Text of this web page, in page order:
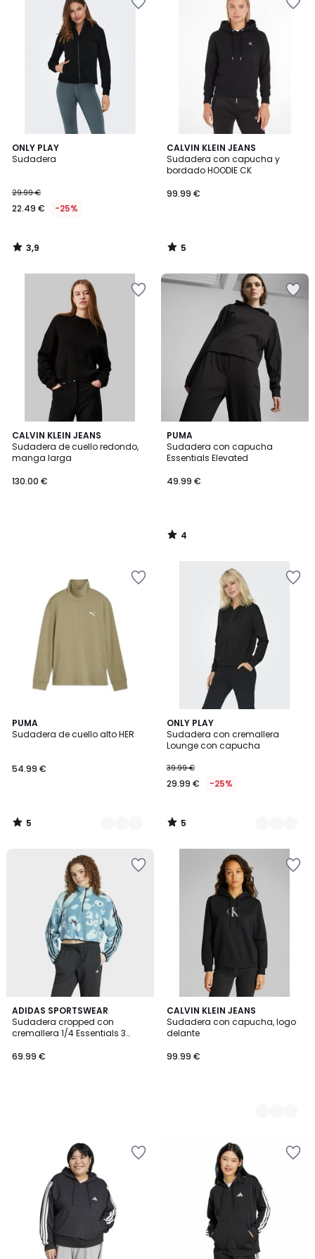
ONLY PLAY
Sudadera
29.99 €
22.49 € -25%
3,9
/ 5
3,9
/
CALVIN KLEIN JEANS
Sudadera con capucha y
bordado HOODIE CK
99.99 €
5
/
5
5
/
CALVIN KLEIN JEANS
Sudadera de cuello redondo,
manga larga
130.00 €
PUMA
Sudadera con capucha
Essentials Elevated
49.99 €
4
/
5
4
/
PUMA
Sudadera de cuello alto HER
54.99 €
5
/
2
Colores
5
/
ONLY PLAY
Sudadera con cremallera
Lounge con capucha
39.99 €
29.99 € -25%
5
/
5
3
Colores
5
/
ADIDAS SPORTSWEAR
Sudadera cropped con
cremallera 1/4 Essentials 3
69.99 €
CALVIN KLEIN JEANS
Sudadera con capucha, logo
delante
99.99 €
2
Colores